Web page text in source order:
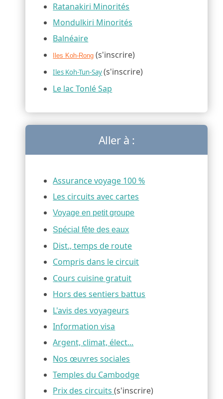
Ratanakiri Minorités
Mondulkiri Minorités
Balnéaire
Iles Koh-Rong (s'inscrire)
Iles Koh-Tun-Say(s'inscrire)
Le lac Tonlé Sap
Aller à :
Assurance voyage 100 %
Les circuits avec cartes
Voyage en petit groupe
Spécial fête des eaux
Dist., temps de route
Compris dans le circuit
Cours cuisine gratuit
Hors des sentiers battus
L'avis des voyageurs
Information visa
Argent, climat, élect...
Nos œuvres sociales
Temples du Cambodge
Prix des circuits(s'inscrire)